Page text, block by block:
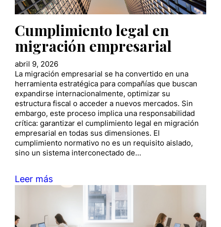
Cumplimiento legal en
migración empresarial
abril 9, 2026
La migración empresarial se ha convertido en una
herramienta estratégica para compañías que buscan
expandirse internacionalmente, optimizar su
estructura fiscal o acceder a nuevos mercados. Sin
embargo, este proceso implica una responsabilidad
crítica: garantizar el cumplimiento legal en migración
empresarial en todas sus dimensiones. El
cumplimiento normativo no es un requisito aislado,
sino un sistema interconectado de…
Leer más